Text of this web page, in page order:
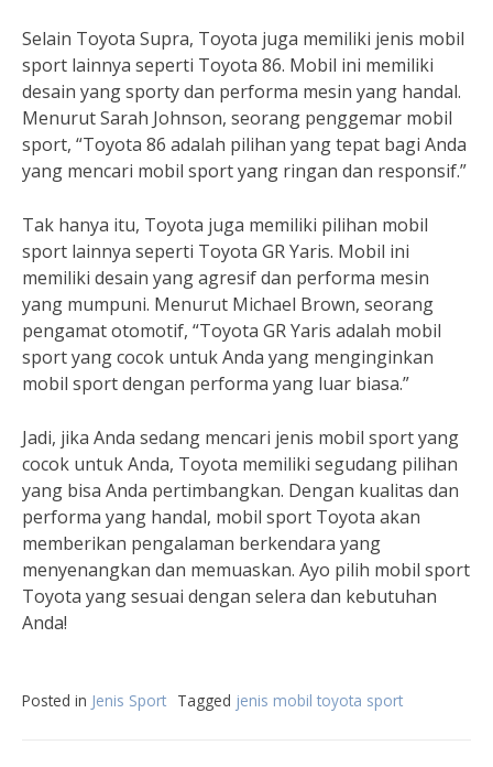
Selain Toyota Supra, Toyota juga memiliki jenis mobil
sport lainnya seperti Toyota 86. Mobil ini memiliki
desain yang sporty dan performa mesin yang handal.
Menurut Sarah Johnson, seorang penggemar mobil
sport, “Toyota 86 adalah pilihan yang tepat bagi Anda
yang mencari mobil sport yang ringan dan responsif.”
Tak hanya itu, Toyota juga memiliki pilihan mobil
sport lainnya seperti Toyota GR Yaris. Mobil ini
memiliki desain yang agresif dan performa mesin
yang mumpuni. Menurut Michael Brown, seorang
pengamat otomotif, “Toyota GR Yaris adalah mobil
sport yang cocok untuk Anda yang menginginkan
mobil sport dengan performa yang luar biasa.”
Jadi, jika Anda sedang mencari jenis mobil sport yang
cocok untuk Anda, Toyota memiliki segudang pilihan
yang bisa Anda pertimbangkan. Dengan kualitas dan
performa yang handal, mobil sport Toyota akan
memberikan pengalaman berkendara yang
menyenangkan dan memuaskan. Ayo pilih mobil sport
Toyota yang sesuai dengan selera dan kebutuhan
Anda!
Posted in Jenis Sport Tagged jenis mobil toyota sport